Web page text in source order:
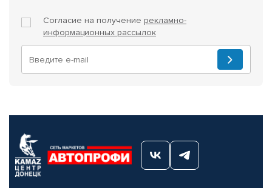
Согласие на получение рекламно-
информационных рассылок